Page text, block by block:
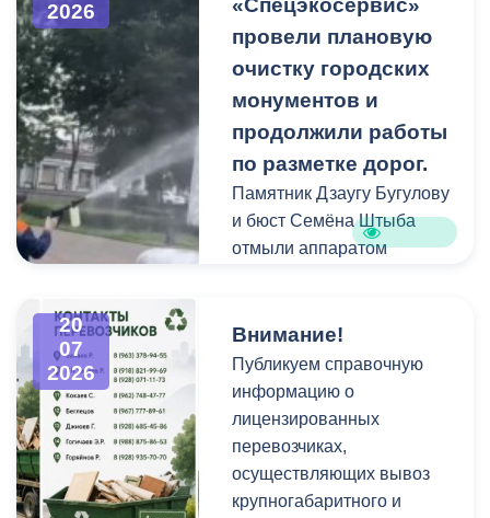
растительные и другие
отходы на смежных
площадках и вдоль
проездов, что затрудняет
специализированной
техники.
2026
«Спецэкосервис»
провели плановую
очистку городских
монументов и
продолжили работы
по разметке дорог.
Памятник Дзаугу Бугулову
и бюст Семёна Штыба
отмыли аппаратом
средствами. Такой подход
позволяет эффективно
смыть накопившуюся
уличную пыль, налет и
копоть, не повреждая
структуру камня.
20
07
2026
Внимание!
Публикуем справочную
информацию о
лицензированных
перевозчиках,
осуществляющих вывоз
крупногабаритного и